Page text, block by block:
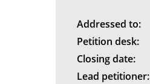
Addressed to:
Petition desk:
Closing date:
Lead petitioner: